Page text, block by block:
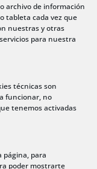
archivo de información
tableta cada vez que
nuestras y otras
para nuestra
técnicas son
funcionar, no
tenemos activadas
página, para
poder mostrarte